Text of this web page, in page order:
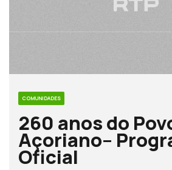
COMUNIDADES
260 anos do
Açoriano–
Oficial